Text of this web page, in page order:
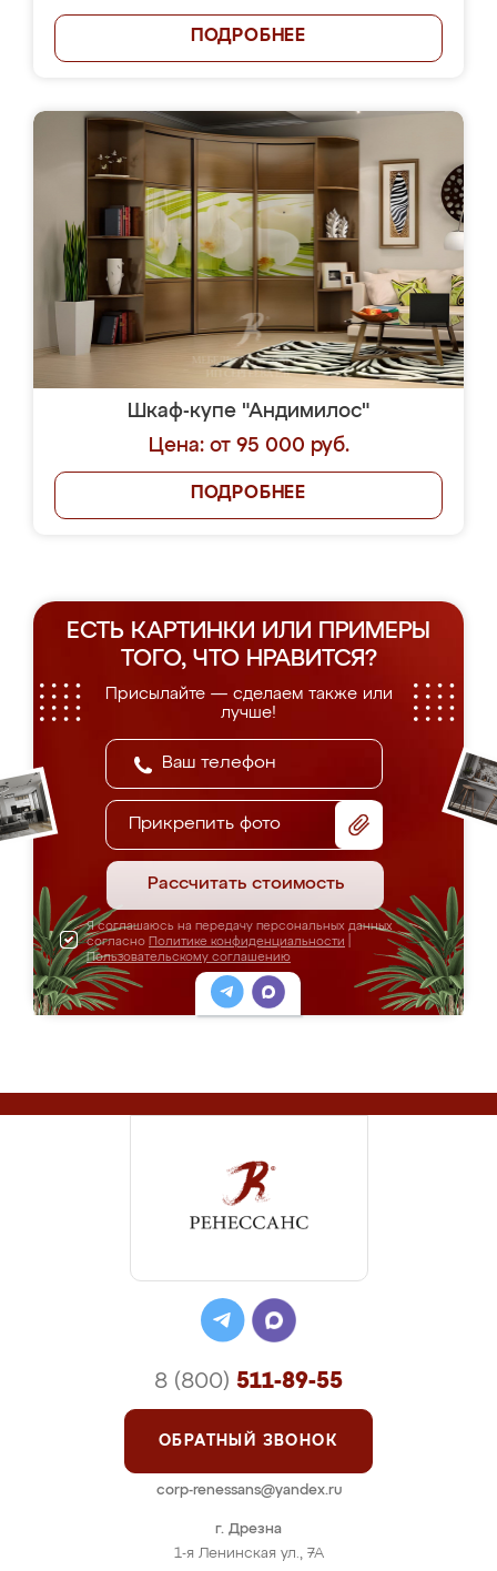
ПОДРОБНЕЕ
Шкаф-купе "Андимилос"
Цена: от 95 000 руб.
ПОДРОБНЕЕ
ЕСТЬ КАРТИНКИ ИЛИ ПРИМЕРЫ
ТОГО, ЧТО НРАВИТСЯ?
Присылайте — сделаем также или
лучше!
Прикрепить фото
Рассчитать стоимость
Я соглашаюсь на передачу персональных данных
согласно Политике конфиденциальности
Пользовательскому соглашению
г. Дрезна
1-я Ленинская ул., 7А
8 (800) 511-89-55
ОБРАТНЫЙ ЗВОНОК
corp-renessans@yandex.ru